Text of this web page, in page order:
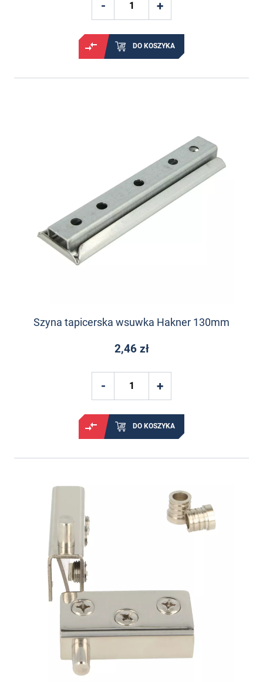
DO KOSZYKA
Szyna tapicerska wsuwka Hakner 130mm
2,46 zł
DO KOSZYKA